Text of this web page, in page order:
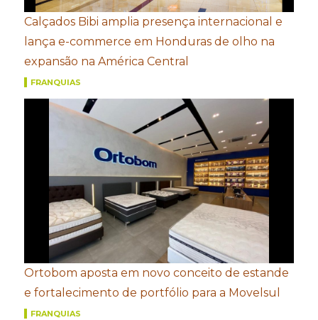
Calçados Bibi amplia presença internacional e
lança e-commerce em Honduras de olho na
expansão na América Central
FRANQUIAS
Ortobom aposta em novo conceito de estande
e fortalecimento de portfólio para a Movelsul
FRANQUIAS